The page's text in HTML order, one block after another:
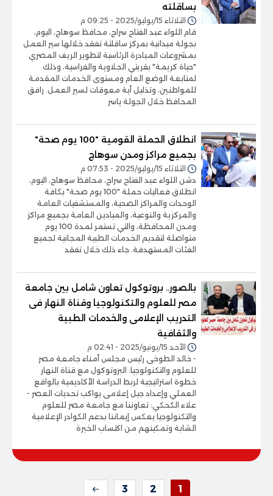
بساقلته
الثلاثاء 15/يوليو/2025 - 09:25 م
قام اللواء عبد الفتاح سراج، محافظ سوهاج، اليوم،
بجولة ميدانية بمركز ساقلتة تفقد خلالها سير العمل
بمشروعات المبادرة الرئاسية لتطوير الريف المصري
"حياة كريمة" بقريتي الجلاوية والفراسية، وذلك
لمتابعة الوضع العام ومستوى الخدمات المقدمة
للمواطنين، وتذليل أية معوقات لسير العمل. رافق
المحافظ خلال الجولة ياسر
انطلاق الحملة القومية "100 يوم صحة"
بجميع مراكز ومدن سوهاج
الثلاثاء 15/يوليو/2025 - 07:53 م
دشن اللواء عبد الفتاح سراج، محافظ سوهاج، اليوم،
انطلاق فعاليات حملة "100 يوم صحة" بكافة
الوحدات والمراكز الصحية، والمستشفيات العامة
والمركزية والنوعية، والميادين العامة بجميع مراكز
ومدن المحافظة، والتي تستمر لمدة 100 يوم
متواصلة لتقديم الخدمات الطبية المجانية لجميع
الفئات المستهدفة. جاء ذلك خلال تفقد
بالصور.. بروتوكول تعاون شامل بين جامعة
مصر للعلوم والتكنولوجيا وقناة النهار فى
التدريب الإعلامى والخدمات الطبية
والثقافية
الأحد 15/يونيو/2025 - 02:41 م
- خالد الطوخى رئيس مجلس أمناء جامعة مصر
للعلوم والتكنولوجيا: البروتوكول مع قناة النهار
خطوة استراتيجية لربط الدراسة الأكاديمية بالواقع
العملي وإعداد جيل إعلامى يواكب تحديات العصر -
علاء الكحكي: تعاوننا مع جامعة مصر للعلوم
والتكنولوجيا يعكس إيماننا بدعم الكوادر الإعلامية
الشابة وتمكينهم من اكتساب الخبرة
1
2
3